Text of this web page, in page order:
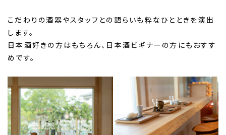
こだわりの酒器やスタッフとの語らいも粋なひとときを演出
します。
日本酒好きの方はもちろん、日本酒ビギナーの方にもおすす
めです。